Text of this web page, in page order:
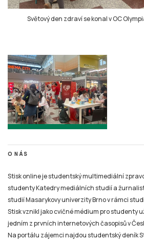
Světový den zdraví se konal v OC
O NÁS
Stisk online je studentský multimediální
studenty Katedry mediálních studií a
studií Masarykovy univerzity Brno v rámci
Stisk vznikl jako cvičné médium pro studenty
jedním z prvních internetových časopisů v
Na portálu zájemci najdou studentský deník